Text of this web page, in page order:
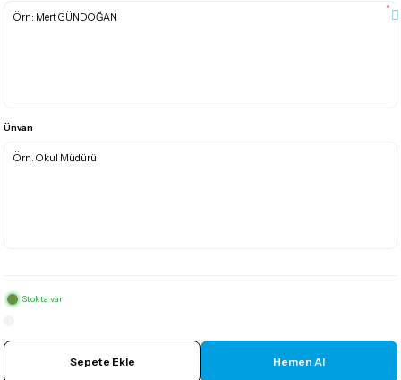
*
Ünvan
Stokta var
Sepete Ekle Hemen Al